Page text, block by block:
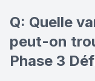
Q: Quelle
peut-on
Phase 3